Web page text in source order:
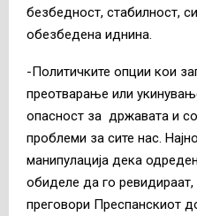
безбедност, стабилност,
обезбедена иднина.
-Политичките опции кои
преотварање или
опасност за државата и
проблеми за сите нас.
манипулација дека
обиделе да го
преговори Преспанскиот